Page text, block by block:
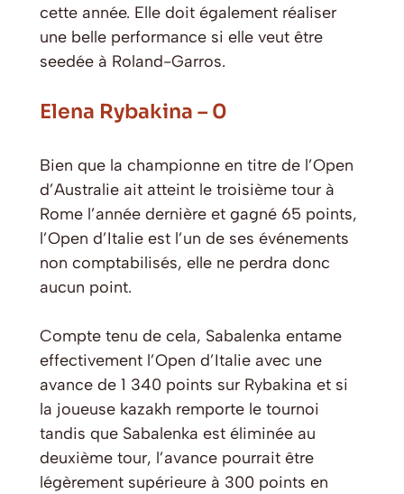
cette année. Elle doit également réaliser
une belle performance si elle veut être
seedée à Roland-Garros.
Elena Rybakina – 0
Bien que la championne en titre de l’Open
d’Australie ait atteint le troisième tour à
Rome l’année dernière et gagné 65 points,
l’Open d’Italie est l’un de ses événements
non comptabilisés, elle ne perdra donc
aucun point.
Compte tenu de cela, Sabalenka entame
effectivement l’Open d’Italie avec une
avance de 1 340 points sur Rybakina et si
la joueuse kazakh remporte le tournoi
tandis que Sabalenka est éliminée au
deuxième tour, l’avance pourrait être
légèrement supérieure à 300 points en